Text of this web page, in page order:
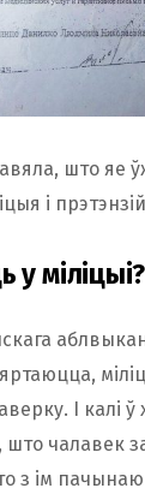
што яе
і
міліцыі?
І калі ў
што чалавек
з ім